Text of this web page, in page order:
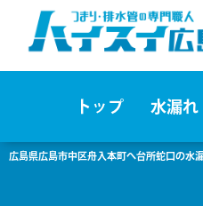
トップ 水漏れ
広島県広島市中区舟入本町へ台所蛇口の水